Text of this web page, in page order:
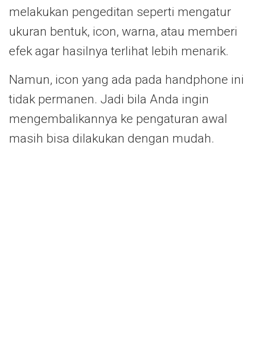
melakukan pengeditan seperti mengatur
ukuran bentuk, icon, warna, atau memberi
efek agar hasilnya terlihat lebih menarik.
Namun, icon yang ada pada handphone ini
tidak permanen. Jadi bila Anda ingin
mengembalikannya ke pengaturan awal
masih bisa dilakukan dengan mudah.